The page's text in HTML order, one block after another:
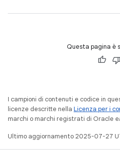
Questa pagina è
I campioni di contenuti e codice in
licenze descritte nella Licenza per i
marchi o marchi registrati di Oracle
Ultimo aggiornamento 2025-07-27